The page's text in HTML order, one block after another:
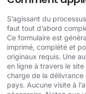
S’agissant du
faut tout d’abord
Ce formulaire est
imprimé, complété et
originaux requis. Une
en ligne à travers le
charge de la
pays. Aucune visite à